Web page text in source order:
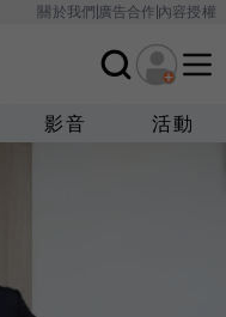
關於我們廣告合作內容授權
影音 活動